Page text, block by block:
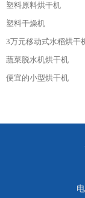
塑料原料烘干机
塑料干燥机
3万元移动式水稻烘干
蔬菜脱水机烘干机
便宜的小型烘干机